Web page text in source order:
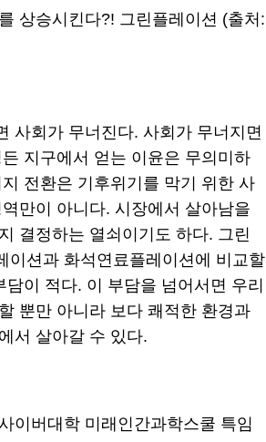
상승시킨다?! 그린플레이션 (출처:
사회가 무너진다. 사회가 무너지면
지구에서 얻는 이윤은 무의미하
전환은 기후위기를 막기 위한 사
만이 아니다. 시장에서 살아남을
결정하는 열쇠이기도 하다. 그린
이션과 화석연료플레이션에 비교할
이 적다. 이 부담을 넘어서면 우리
뿐만 아니라 보다 쾌적한 환경과
서 살아갈 수 있다.
이버대학 미래인간과학스쿨 특임